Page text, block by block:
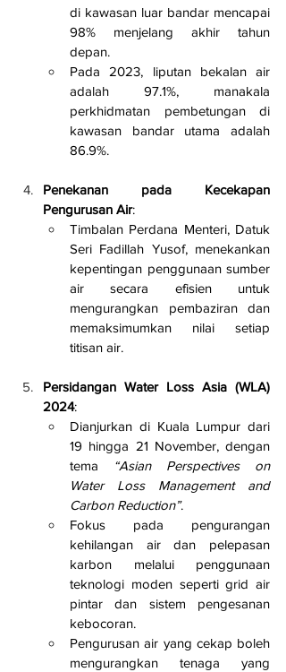
di kawasan luar bandar mencapai
98% menjelang akhir tahun
depan.
Pada 2023, liputan bekalan air
adalah 97.1%, manakala
perkhidmatan pembetungan di
kawasan bandar utama adalah
86.9%.
Penekanan pada Kecekapan
Pengurusan Air:
Timbalan Perdana Menteri, Datuk
Seri Fadillah Yusof, menekankan
kepentingan penggunaan sumber
air secara efisien untuk
mengurangkan pembaziran dan
memaksimumkan nilai setiap
titisan air.
Persidangan Water Loss Asia (WLA)
2024:
Dianjurkan di Kuala Lumpur dari
19 hingga 21 November, dengan
tema
“Asian Perspectives on
Water Loss Management and
Carbon Reduction”.
Fokus pada pengurangan
kehilangan air dan pelepasan
karbon melalui penggunaan
teknologi moden seperti grid air
pintar dan sistem pengesanan
kebocoran.
Pengurusan air yang cekap boleh
mengurangkan tenaga yang